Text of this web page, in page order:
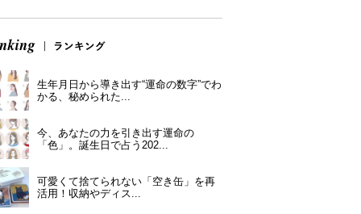
生年月日から導き出す“運命の数字”でわ
かる、秘められた...
今、あなたの力を引き出す運命の
「色」。誕生日で占う202...
可愛くて捨てられない「空き缶」を再
活用！収納やディス...